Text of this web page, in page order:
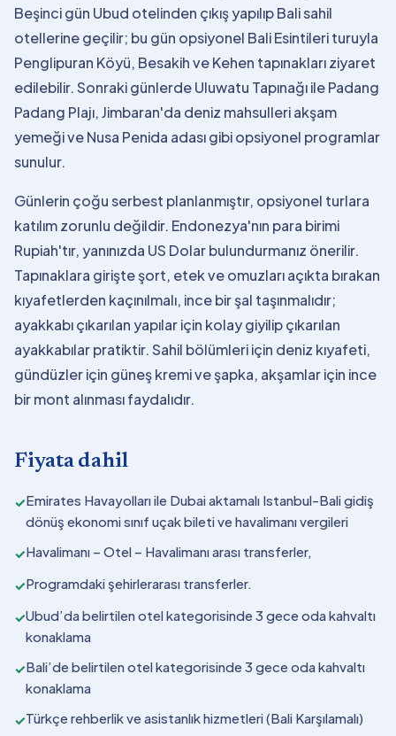
Beşinci gün Ubud otelinden çıkış yapılıp Bali sahil
otellerine geçilir; bu gün opsiyonel Bali Esintileri turuyla
Penglipuran Köyü, Besakih ve Kehen tapınakları ziyaret
edilebilir. Sonraki günlerde Uluwatu Tapınağı ile Padang
Padang Plajı, Jimbaran'da deniz mahsulleri akşam
yemeği ve Nusa Penida adası gibi opsiyonel programlar
sunulur.
Günlerin çoğu serbest planlanmıştır, opsiyonel turlara
katılım zorunlu değildir. Endonezya'nın para birimi
Rupiah'tır, yanınızda US Dolar bulundurmanız önerilir.
Tapınaklara girişte şort, etek ve omuzları açıkta bırakan
kıyafetlerden kaçınılmalı, ince bir şal taşınmalıdır;
ayakkabı çıkarılan yapılar için kolay giyilip çıkarılan
ayakkabılar pratiktir. Sahil bölümleri için deniz kıyafeti,
gündüzler için güneş kremi ve şapka, akşamlar için ince
bir mont alınması faydalıdır.
Fiyata dahil
✓Emirates Havayolları ile Dubai aktamalı Istanbul-Bali gidiş
dönüş ekonomi sınıf uçak bileti ve havalimanı vergileri
✓Havalimanı – Otel – Havalimanı arası transferler,
✓Programdaki şehirlerarası transferler.
✓Ubud’da belirtilen otel kategorisinde 3 gece oda kahvaltı
konaklama
✓Bali’de belirtilen otel kategorisinde 3 gece oda kahvaltı
konaklama
✓Türkçe rehberlik ve asistanlık hizmetleri (Bali Karşılamalı)